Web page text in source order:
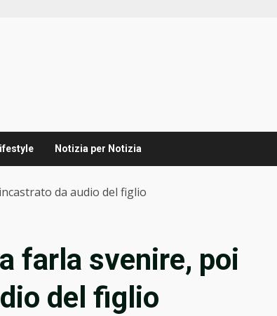
Notizia per Notizia
da audio del figlio
farla svenire, poi
del figlio